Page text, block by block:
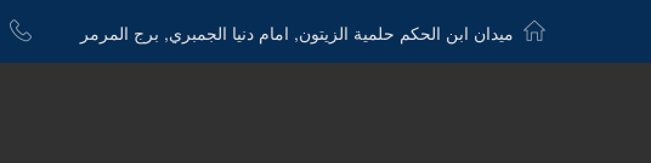
ميدان ابن الحكم حلمية الزيتون, امام دنيا الجمبري, برج المرمر